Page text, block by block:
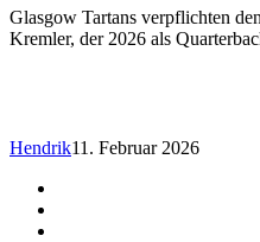
Tartans
Glasgow Tartans verpflichten
Kremler, der 2026 als
Hendrik11. Februar 2026